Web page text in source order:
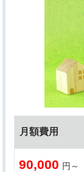
月額費用
90,000 円～